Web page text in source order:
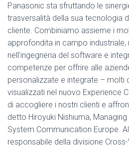
Panasonic sta sfruttando le
trasversalità della sua tecnologia
cliente. Combiniamo assieme i
approfondita in campo industriale,
nell’ingegneria del software e
competenze per offrire alle
personalizzate e integrate – molti
visualizzati nel nuovo Experience
di accogliere i nostri clienti e
detto Hiroyuki Nishiuma,
System Communication Europe.
responsabile della divisione